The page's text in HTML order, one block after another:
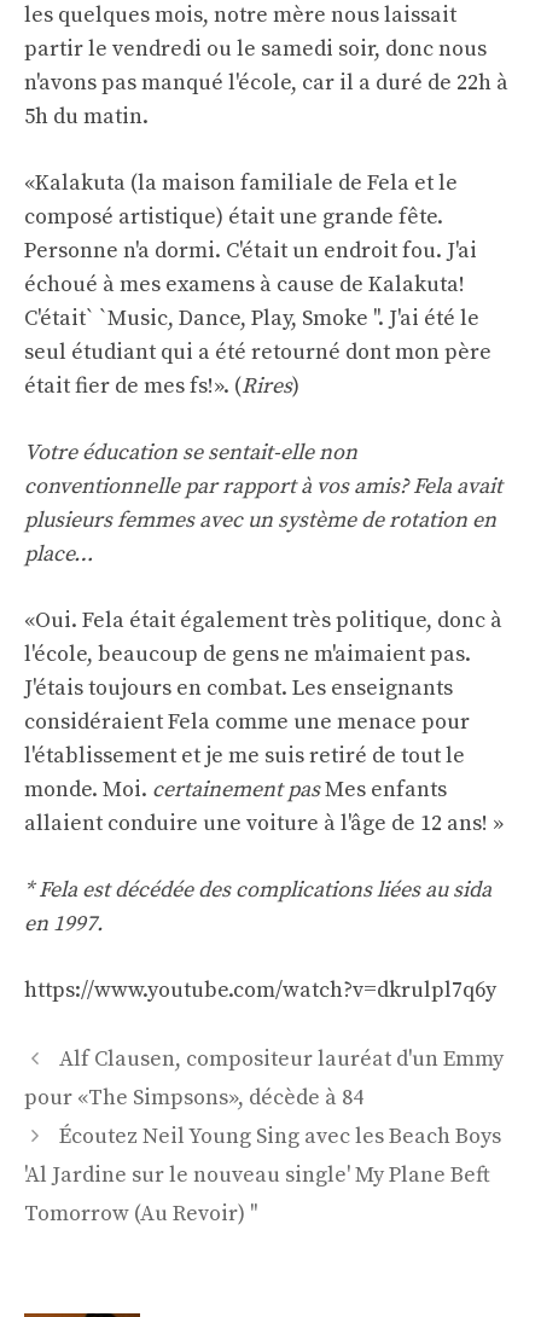
les quelques mois, notre mère nous laissait
partir le vendredi ou le samedi soir, donc nous
n'avons pas manqué l'école, car il a duré de 22h à
5h du matin.
«Kalakuta (la maison familiale de Fela et le
composé artistique) était une grande fête.
Personne n'a dormi. C'était un endroit fou. J'ai
échoué à mes examens à cause de Kalakuta!
C'était` `Music, Dance, Play, Smoke ''. J'ai été le
seul étudiant qui a été retourné dont mon père
était fier de mes fs!». (Rires)
Votre éducation se sentait-elle non
conventionnelle par rapport à vos amis? Fela avait
plusieurs femmes avec un système de rotation en
place…
«Oui. Fela était également très politique, donc à
l'école, beaucoup de gens ne m'aimaient pas.
J'étais toujours en combat. Les enseignants
considéraient Fela comme une menace pour
l'établissement et je me suis retiré de tout le
monde. Moi. certainement pasMes enfants
allaient conduire une voiture à l'âge de 12 ans! »
* Fela est décédée des complications liées au sida
en 1997.
https://www.youtube.com/watch?v=dkrulpl7q6y
Navigation
des
articles
Alf Clausen, compositeur lauréat d'un Emmy
pour «The Simpsons», décède à 84
Écoutez Neil Young Sing avec les Beach Boys
'Al Jardine sur le nouveau single' My Plane Beft
Tomorrow (Au Revoir) ''